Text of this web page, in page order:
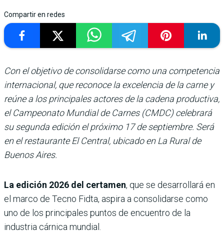
Compartir en redes
Con el objetivo de consolidarse como una competencia
internacional, que reconoce la excelencia de la carne y
reúne a los principales actores de la cadena productiva,
el Campeonato Mundial de Carnes (CMDC) celebrará
su segunda edición el próximo 17 de septiembre. Será
en el restaurante El Central, ubicado en La Rural de
Buenos Aires.
La edición 2026 del certamen, que se desarrollará en
el marco de Tecno Fidta, aspira a consolidarse como
uno de los principales puntos de encuentro de la
industria cárnica mundial.